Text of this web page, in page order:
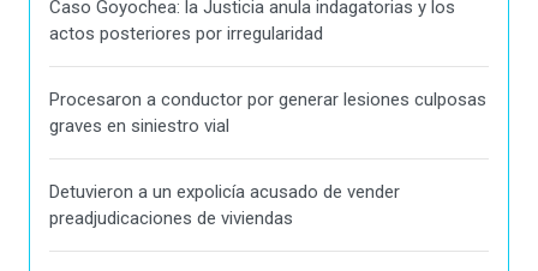
Caso Goyochea: la Justicia anula indagatorias y los
actos posteriores por irregularidad
Procesaron a conductor por generar lesiones culposas
graves en siniestro vial
Detuvieron a un expolicía acusado de vender
preadjudicaciones de viviendas